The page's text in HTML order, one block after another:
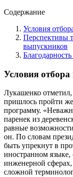
Содержание
Условия
Перспективы
выпускников
Условия
Лукашенко отметил,
пришлось пройти
программу.
паренек из
равные
он. По словам
быть упрекнут в
иностранном языке,
инженерной сферах,
сложной